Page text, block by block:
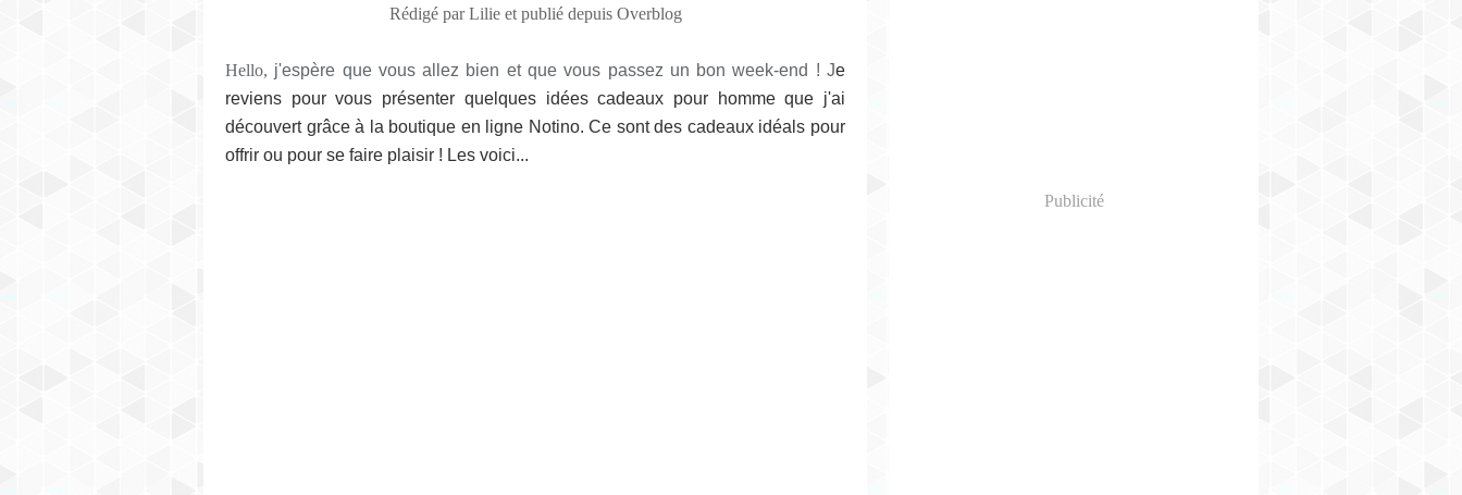
Rédigé par Lilie et publié depuis Overblog
Hello, j'espère que vous allez bien et que vous passez un bon week-end ! Je
reviens pour vous présenter quelques idées cadeaux pour homme que j'ai
découvert grâce à la boutique en ligne Notino. Ce sont des cadeaux idéals pour
offrir ou pour se faire plaisir ! Les voici...
Publicité